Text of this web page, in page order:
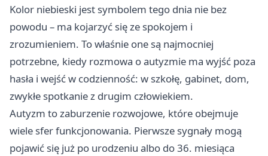
Kolor niebieski jest symbolem tego dnia nie bez
powodu – ma kojarzyć się ze spokojem i
zrozumieniem. To właśnie one są najmocniej
potrzebne, kiedy rozmowa o autyzmie ma wyjść poza
hasła i wejść w codzienność: w szkołę, gabinet, dom,
zwykłe spotkanie z drugim człowiekiem.
Autyzm to zaburzenie rozwojowe, które obejmuje
wiele sfer funkcjonowania. Pierwsze sygnały mogą
pojawić się już po urodzeniu albo do 36. miesiąca